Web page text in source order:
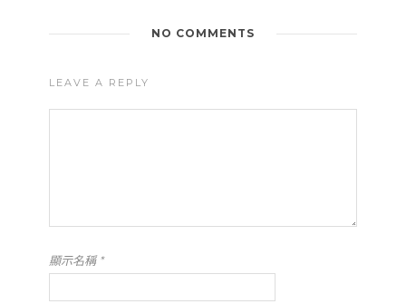
NO COMMENTS
LEAVE A REPLY
顯示名稱*